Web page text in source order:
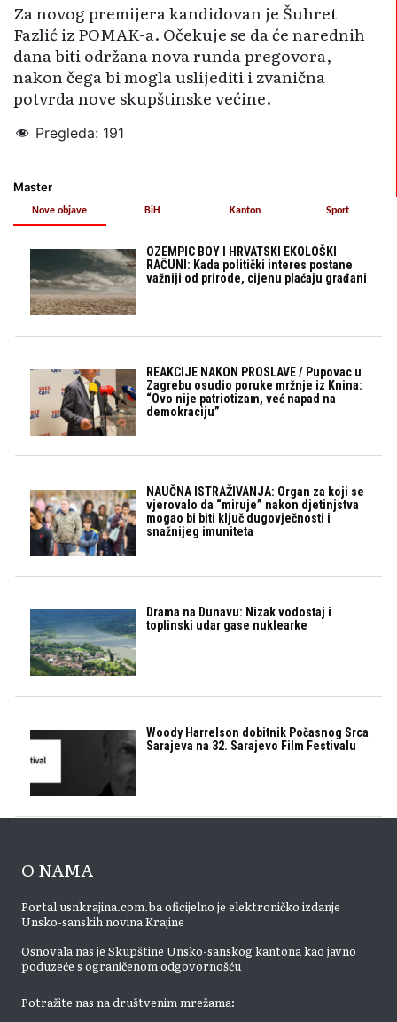
Za novog premijera kandidovan je Šuhret
Fazlić iz POMAK-a. Očekuje se da će narednih
dana biti održana nova runda pregovora,
nakon čega bi mogla uslijediti i zvanična
potvrda nove skupštinske većine.
Pregleda: 191
Master
Nove objave
OZEMPIC BOY I HRVATSKI EKOLOŠKI
RAČUNI: Kada politički interes postane
važniji od prirode, cijenu plaćaju građani
REAKCIJE NAKON PROSLAVE / Pupovac u
Zagrebu osudio poruke mržnje iz Knina:
“Ovo nije patriotizam, već napad na
demokraciju”
NAUČNA ISTRAŽIVANJA: Organ za koji se
vjerovalo da “miruje” nakon djetinjstva
mogao bi biti ključ dugovječnosti i
snažnijeg imuniteta
Drama na Dunavu: Nizak vodostaj i
toplinski udar gase nuklearke
Woody Harrelson dobitnik Počasnog Srca
Sarajeva na 32. Sarajevo Film Festivalu
BiH Kanton Sport
O NAMA
Portal usnkrajina.com.ba oficijelno je elektroničko izdanje
Unsko-sanskih novina Krajine
Osnovala nas je Skupštine Unsko-sanskog kantona kao javno
poduzeće s ograničenom odgovornošću
Potražite nas na društvenim mrežama: